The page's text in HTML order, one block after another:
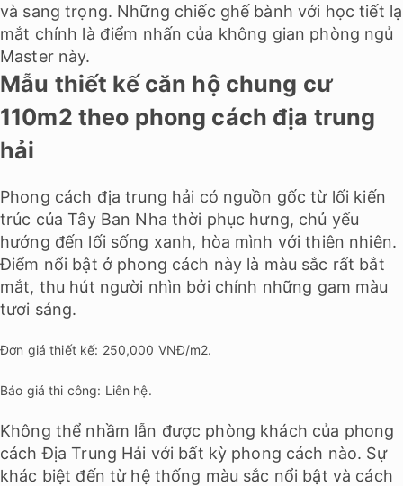
và sang trọng. Những chiếc ghế bành với học tiết lạ
mắt chính là điểm nhấn của không gian phòng ngủ
Master này.
Mẫu thiết kế căn hộ chung cư
110m2 theo phong cách địa trung
hải
Phong cách địa trung hải có nguồn gốc từ lối kiến
trúc của Tây Ban Nha thời phục hưng, chủ yếu
hướng đến lối sống xanh, hòa mình với thiên nhiên.
Điểm nổi bật ở phong cách này là màu sắc rất bắt
mắt, thu hút người nhìn bởi chính những gam màu
tươi sáng.
Đơn giá thiết kế: 250,000 VNĐ/m2.
Báo giá thi công: Liên hệ.
Không thể nhầm lẫn được phòng khách của phong
cách Địa Trung Hải với bất kỳ phong cách nào. Sự
khác biệt đến từ hệ thống màu sắc nổi bật và cách